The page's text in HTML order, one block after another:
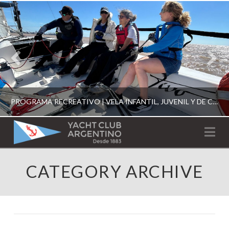
PROGRAMA RECREATIVO | VELA INFANTIL, JUVENIL Y DE CRUCERO 2026
ESCUELA RECREATIVA 2026
YACHT
CLUB
ARGENTINO
CATEGORY ARCHIVE